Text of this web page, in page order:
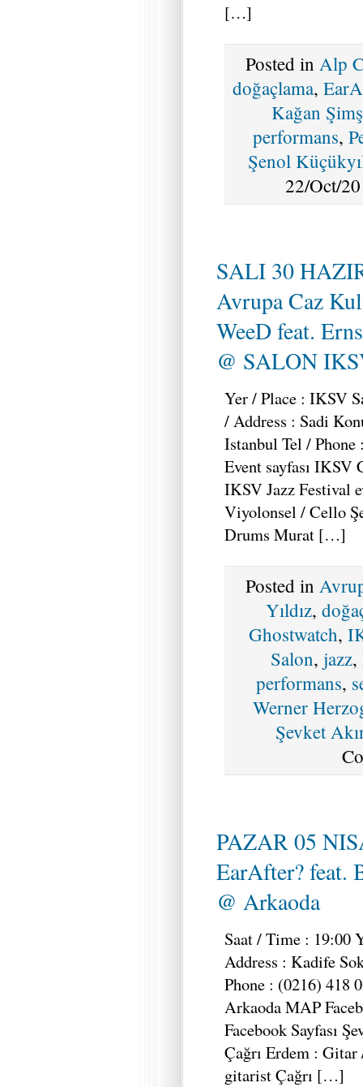
[…]
Posted in Alp
doğaçlama,
Kağan
performans,
Şenol
22/Oct/
SALI 30
Avrupa Caz
WeeD feat.
@ SALON
Yer / Place : IKSV
/ Address : Sadi
Istanbul Tel / Phone
Event sayfası
IKSV Jazz Festival
Viyolonsel / Cello
Drums Murat […]
Posted in
Yıldız,
Ghostwatch,
Salon, jazz,
performans,
Werner
Şevket
PAZAR 05
EarAfter? feat.
@ Arkaoda
Saat / Time : 19:00
Address : Kadife
Phone : (0216) 418
Arkaoda MAP
Facebook Sayfası
Çağrı Erdem :
gitarist Çağrı […]